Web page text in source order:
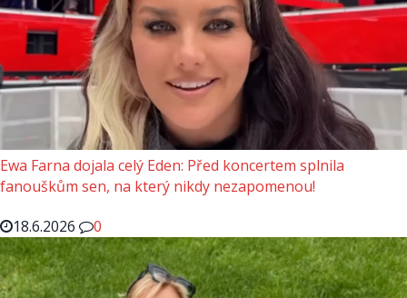
Ewa Farna dojala celý Eden: Před koncertem splnila
fanouškům sen, na který nikdy nezapomenou!
18.6.2026
0